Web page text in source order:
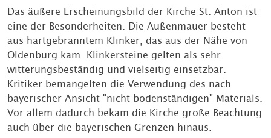
Das äußere Erscheinungsbild der Kirche St. Anton ist
eine der Besonderheiten. Die Außenmauer besteht
aus hartgebranntem Klinker, das aus der Nähe von
Oldenburg kam. Klinkersteine gelten als sehr
witterungsbeständig und vielseitig einsetzbar.
Kritiker bemängelten die Verwendung des nach
bayerischer Ansicht "nicht bodenständigen" Materials.
Vor allem dadurch bekam die Kirche große Beachtung
auch über die bayerischen Grenzen hinaus.